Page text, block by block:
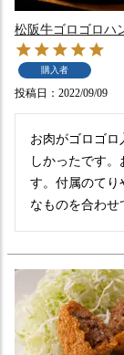
松阪牛ゴロゴロ
購入者
投稿日 2022/09/09
お肉がゴロゴ
しかったです
す。付属のてり
なものを合わせ